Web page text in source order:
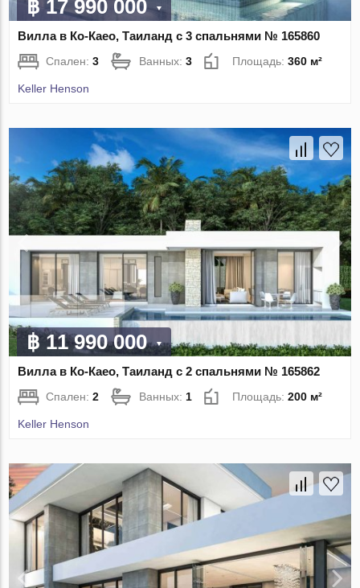
฿ 17 990 000
Вилла в Ко-Каео, Таиланд с 3 спальнями № 165860
Спален:3 Ванных:3 Площадь:360 м²
Keller Henson
฿ 11 990 000
Вилла в Ко-Каео, Таиланд с 2 спальнями № 165862
Спален:2 Ванных: 1 Площадь:200 м²
Keller Henson